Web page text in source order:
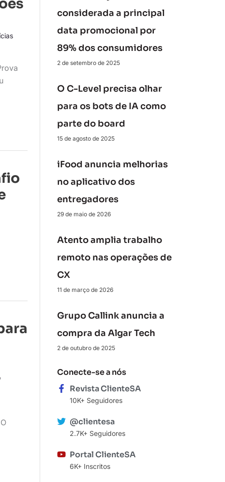
considerada a principal
data promocional por
89% dos consumidores
2 de setembro de 2025
O C-Level precisa olhar
para os bots de IA como
parte do board
15 de agosto de 2025
iFood anuncia melhorias
no aplicativo dos
entregadores
29 de maio de 2026
Atento amplia trabalho
remoto nas operações de
CX
11 de março de 2026
Grupo Callink anuncia a
compra da Algar Tech
2 de outubro de 2025
Conecte-se a nós
Revista ClienteSA
10K+ Seguidores
@clientesa
2.7K+ Seguidores
Portal ClienteSA
6K+ Inscritos